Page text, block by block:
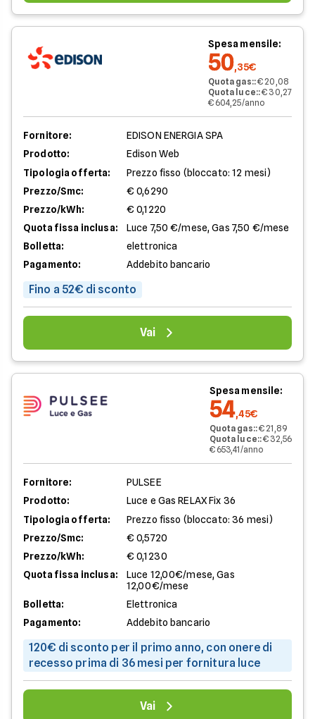
Spesa mensile:
50,35€
Quota gas::€ 20,08
Quota luce::€ 30,27
€ 604,25/anno
Fornitore:
EDISON ENERGIA SPA
Prodotto:
Edison Web
Tipologia offerta:
Prezzo fisso (bloccato: 12 mesi)
Prezzo/Smc:
€ 0,6290
Prezzo/kWh:
€ 0,1220
Quota fissa inclusa:
Luce 7,50 €/mese, Gas 7,50 €/mese
Bolletta:
elettronica
Pagamento:
Addebito bancario
Fino a 52€ di sconto
Vai
Spesa mensile:
54,45€
Quota gas::€ 21,89
Quota luce::€ 32,56
€ 653,41/anno
Fornitore:
PULSEE
Prodotto:
Luce e Gas RELAX Fix 36
Tipologia offerta:
Prezzo fisso (bloccato: 36 mesi)
Prezzo/Smc:
€ 0,5720
Prezzo/kWh:
€ 0,1230
Quota fissa inclusa:
Luce 12,00€/mese, Gas
12,00€/mese
Bolletta:
Elettronica
Pagamento:
Addebito bancario
120€ di sconto per il primo anno, con onere di
recesso prima di 36 mesi per fornitura luce
Vai